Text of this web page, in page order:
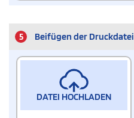
5 Beifügen der Druckdatei
DATEI HOCHLADEN